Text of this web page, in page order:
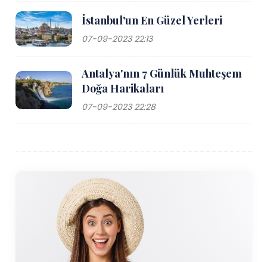
İstanbul'un En Güzel Yerleri
07-09-2023 22:13
Antalya'nın 7 Günlük Muhteşem
Doğa Harikaları
07-09-2023 22:28